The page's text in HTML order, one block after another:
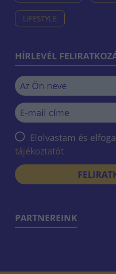
LIFESTYLE
HÍRLEVÉL
Elolvastam és
tájékoztatót
PARTNEREINK